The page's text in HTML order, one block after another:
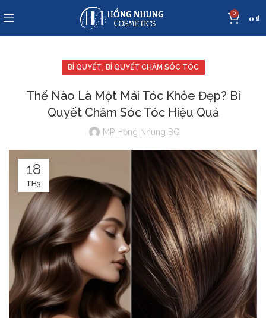
0 0 ₫
BÍ QUYẾT BÍ QUYẾT CHĂM SÓC TÓC
Thế Nào Là Một Mái Tóc Khỏe Đẹp? Bí
Quyết Chăm Sóc Tóc Hiệu Quả
MP Hồng Nhung BG
18
TH3